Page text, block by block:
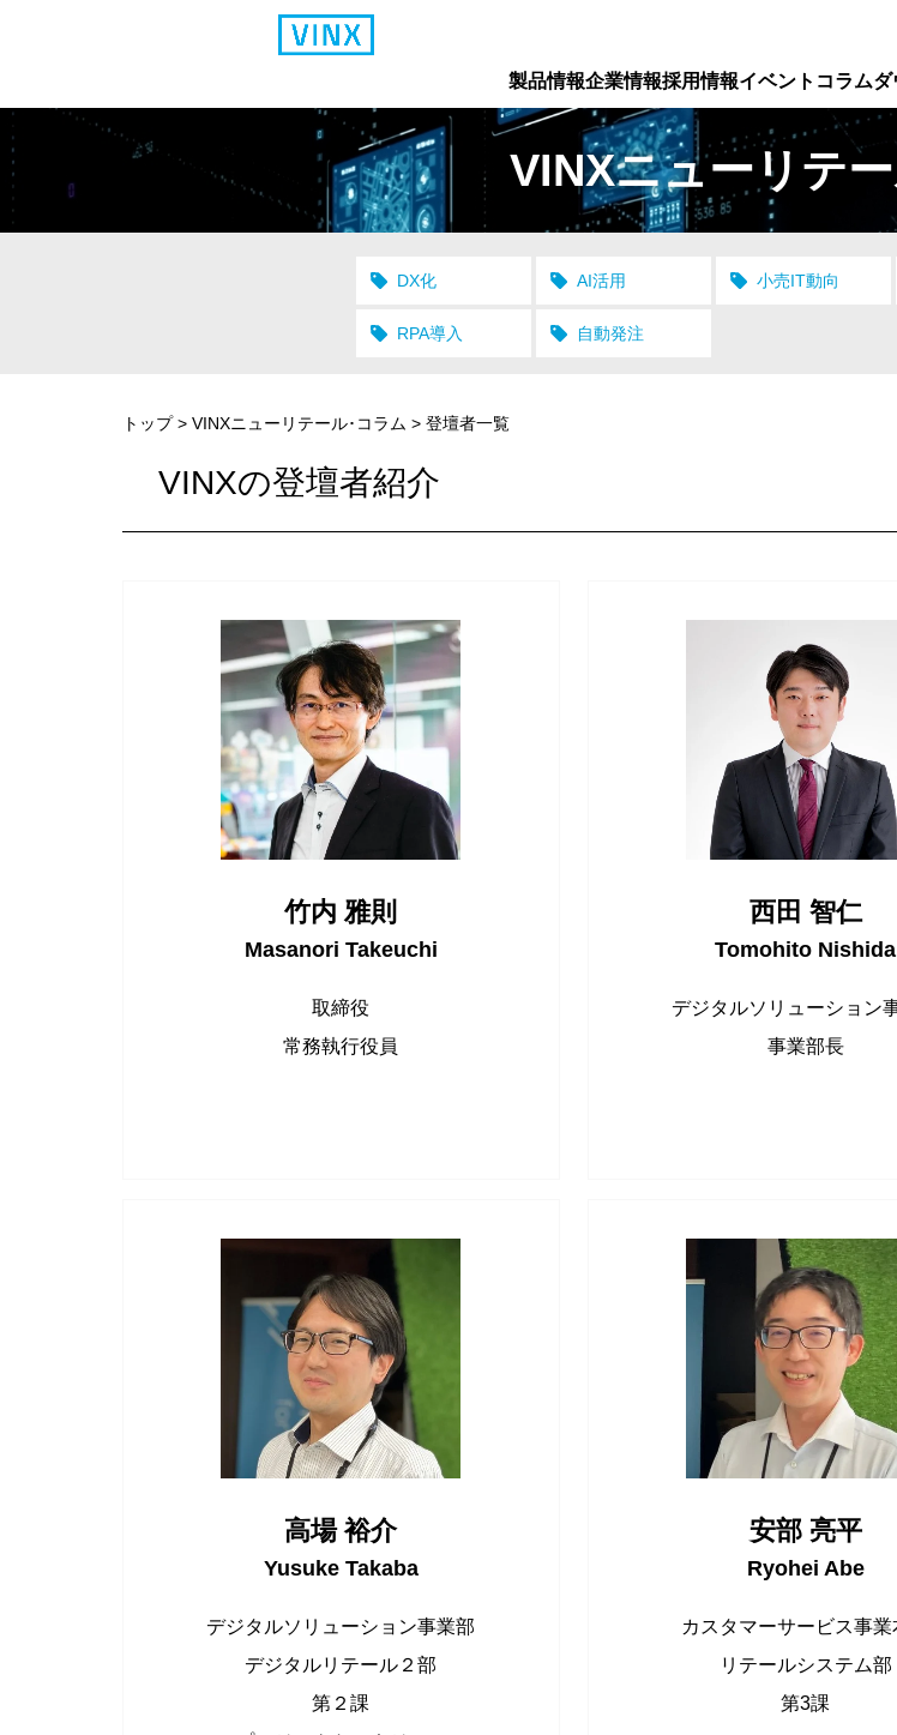
製品情報企業情報採用情報イベント コラムダ
VINXニューリテ
DX化 AI活用 小売IT動向
RPA導入 自動発注
トップ> VINXニューリテール･コラム > 登壇者一覧
VINXの登壇者紹介
竹内 雅則
Masanori Takeuchi
取締役
常務執行役員
西田 智仁
Tomohito Nishida
デジタルソリューション
事業部長
高場 裕介
Yusuke Takaba
デジタルソリューション事業部
デジタルリテール２部
第２課
安部 亮平
Ryohei Abe
カスタマーサービス事業
リテールシステム部
第3課